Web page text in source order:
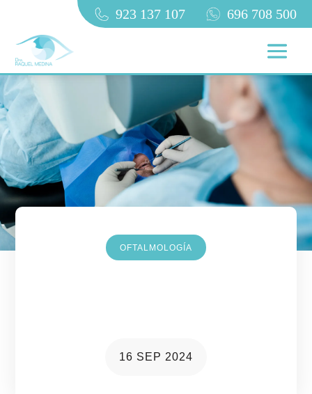
923 137 107 696 708 500
OFTALMOLOGÍA
16 SEP 2024